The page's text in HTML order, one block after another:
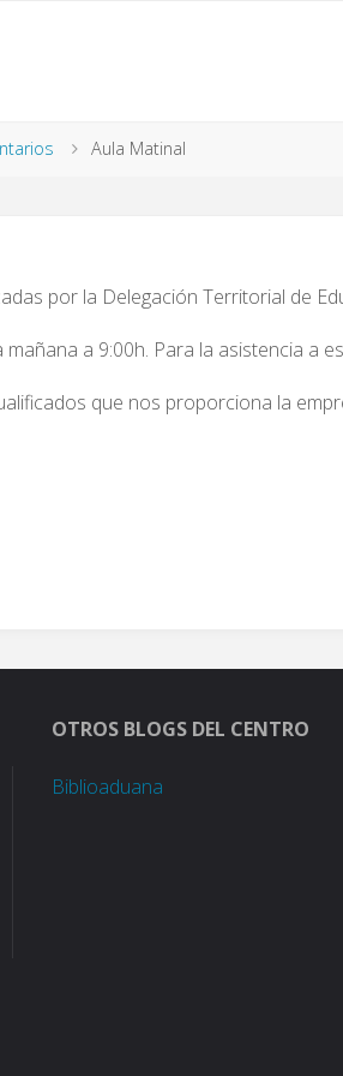
Aula Matinal
por la Delegación Territorial de
a 9:00h. Para la asistencia a
que nos proporciona la
OTROS BLOGS DEL CENTRO
Biblioaduana